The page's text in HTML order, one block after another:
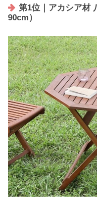
第1位｜アカシア材
90cm）